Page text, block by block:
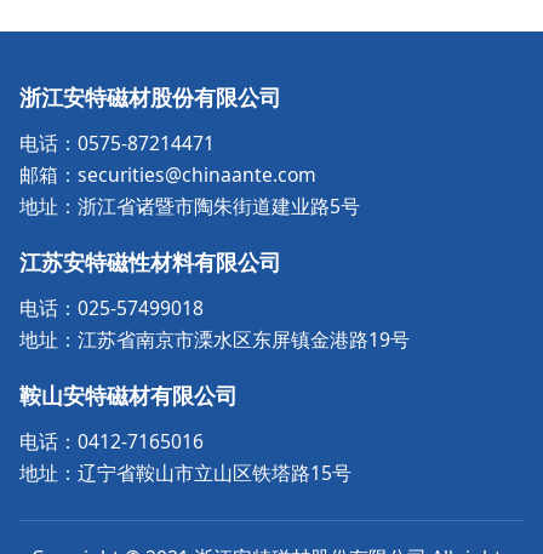
浙江安特磁材股份有限公司
电话：0575-87214471
邮箱：securities@chinaante.com
地址：浙江省诸暨市陶朱街道建业路5号
江苏安特磁性材料有限公司
电话：025-57499018
地址：江苏省南京市溧水区东屏镇金港路19号
鞍山安特磁材有限公司
电话：0412-7165016
地址：辽宁省鞍山市立山区铁塔路15号